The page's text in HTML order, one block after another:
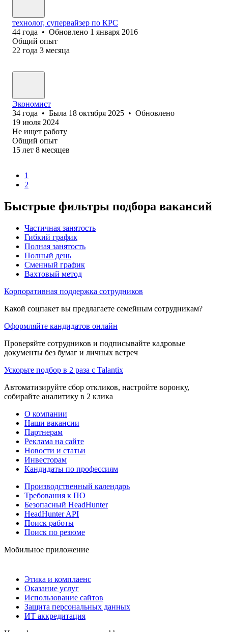
технолог, супервайзер по КРС
44 года • Обновлено 1 января 2016
Общий опыт
22 года 3 месяца
Экономист
34 года • Была 18 октября 2025 • Обновлено
19 июля 2024
Не ищет работу
Общий опыт
15 лет 8 месяцев
1
2
Быстрые фильтры подбора вакансий
Частичная занятость
Гибкий график
Полная занятость
Полный день
Сменный график
Вахтовый метод
Корпоративная поддержка сотрудников
Какой соцпакет вы предлагаете семейным сотрудникам?
Оформляйте кандидатов онлайн
Проверяйте сотрудников и подписывайте кадровые
документы без бумаг и личных встреч
Ускорьте подбор в 2 раза с Talantix
Автоматизируйте сбор откликов, настройте воронку,
собирайте аналитику в 2 клика
О компании
Наши вакансии
Партнерам
Реклама на сайте
Новости и статьи
Инвесторам
Кандидаты по профессиям
Производственный календарь
Требования к ПО
Безопасный HeadHunter
HeadHunter API
Поиск работы
Поиск по резюме
Мобильное приложение
Этика и комплаенс
Оказание услуг
Использование сайтов
Защита персональных данных
ИТ аккредитация